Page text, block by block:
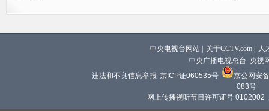
中央电视台网站 关于CCTV.com
人
中央广播电视总台 央视
违法和不良信息举报 京ICP证060535号
京公网安
083号
网上传播视听节目许可证号